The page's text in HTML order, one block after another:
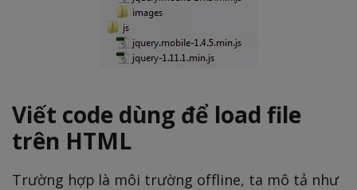
Viết code dùng để load file
trên HTML
Trường hợp là môi trường offline, ta mô tả như